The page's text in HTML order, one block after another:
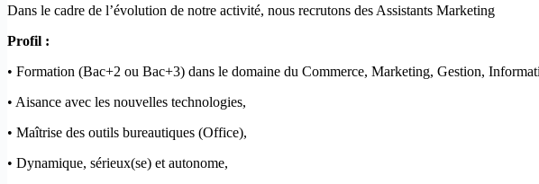
Dans le cadre de l’évolution de notre activité, nous recrutons des Assistants Marketing
Profil :
• Formation (Bac+2 ou Bac+3) dans le domaine du Commerce, Marketing, Gestion,
• Aisance avec les nouvelles technologies,
• Maîtrise des outils bureautiques (Office),
• Dynamique, sérieux(se) et autonome,